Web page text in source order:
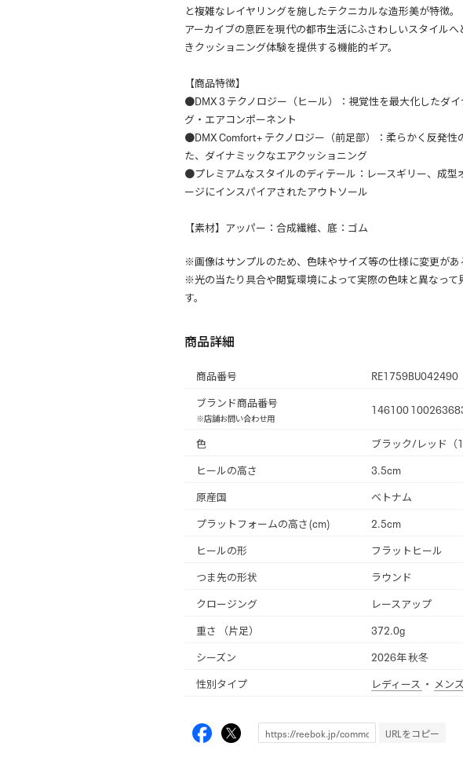
と複雑なレイヤリングを施したテクニカルな造形美が特徴。
アーカイブの意匠を現代の都市生活にふさわしいスタイル
きクッショニング体験を提供する機能的ギア。
【商品特徴】
●DMX 3 テクノロジー（ヒール）：視覚性を最大化したダ
グ・エアコンポーネント
●DMX Comfort+ テクノロジー（前足部）：柔らかく反発性
た、ダイナミックなエアクッショニング
●プレミアムなスタイルのディテール：レースギリー、成型
ージにインスパイアされたアウトソール
【素材】アッパー：合成繊維、底：ゴム
※画像はサンプルのため、色味やサイズ等の仕様に変更があ
※光の当たり具合や閲覧環境によって実際の色味と異なって
す。
商品詳細
商品番号
RE1759BU042490
ブランド商品番号
※店舗お問い合わせ用
146100
色
ブラック/レッド（
ヒールの高さ
3.5cm
原産国
ベトナム
プラットフォームの高さ(cm)
2.5cm
ヒールの形
フラットヒール
つま先の形状
ラウンド
クロージング
レースアップ
重さ
（片足）
372.0g
シーズン
2026年 秋冬
性別タイプ
レディース ・ メン
URLをコピー